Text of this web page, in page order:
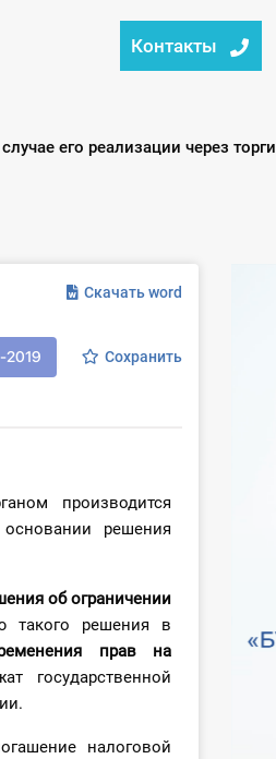
Контакты
его реализации через торги
Скачать word
Сохранить
производится
решения
об ограничении
такого решения в
прав на
государственной
налоговой